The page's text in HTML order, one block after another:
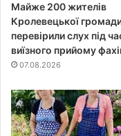
Майже 200 жителів
Кролевецької
перевірили слух під
виїзного прийому
07.08.2026